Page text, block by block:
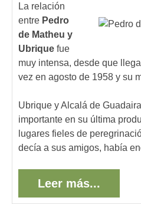
La relación
entre Pedro
de Matheu y
Ubrique fue
muy intensa, desde que
vez en agosto de 1958 y su
Ubrique y Alcalá de
importante en su última
lugares fieles de
decía a sus amigos, había
Leer más...